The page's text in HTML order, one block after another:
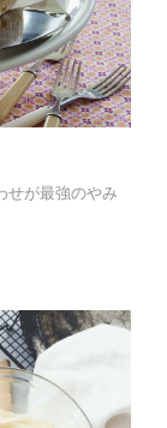
せが最強のやみ